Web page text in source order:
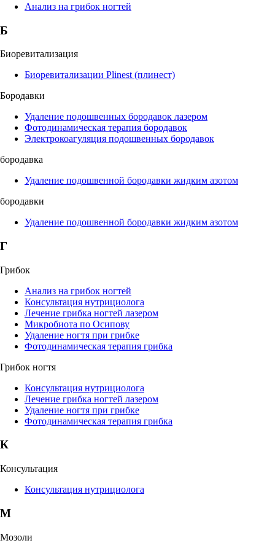
Анализ на грибок ногтей
Б
Биоревитализация
Биоревитализации Plinest (плинест)
Бородавки
Удаление подошвенных бородавок лазером
Фотодинамическая терапия бородавок
Электрокоагуляция подошвенных бородавок
бородавка
Удаление подошвенной бородавки жидким азотом
бородавки
Удаление подошвенной бородавки жидким азотом
Г
Грибок
Анализ на грибок ногтей
Консультация нутрициолога
Лечение грибка ногтей лазером
Микробиота по Осипову
Удаление ногтя при грибке
Фотодинамическая терапия грибка
Грибок ногтя
Консультация нутрициолога
Лечение грибка ногтей лазером
Удаление ногтя при грибке
Фотодинамическая терапия грибка
К
Консультация
Консультация нутрициолога
М
Мозоли